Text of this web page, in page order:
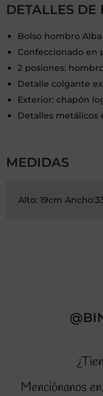
DETALLES
Bolso hombro Alba
Confeccionado en
2 posiones:
Detalle colgante
Exterior: chapón
Detalles metálicos
MEDIDAS
Alto: 19cm
Menciónanos